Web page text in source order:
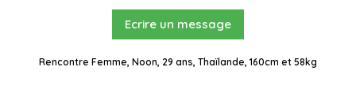
Ecrire un message
Rencontre Femme, Noon, 29 ans, Thaïlande, 160cm et 58kg